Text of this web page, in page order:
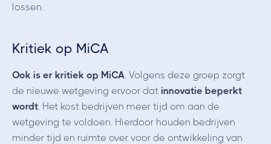
lossen.
Kritiek op MiCA
Ook is er kritiek op MiCA . Volgens deze groep zorgt
de nieuwe wetgeving ervoor dat innovatie beperkt
wordt . Het kost bedrijven meer tijd om aan de
wetgeving te voldoen. Hierdoor houden bedrijven
minder tijd en ruimte over voor de ontwikkeling van